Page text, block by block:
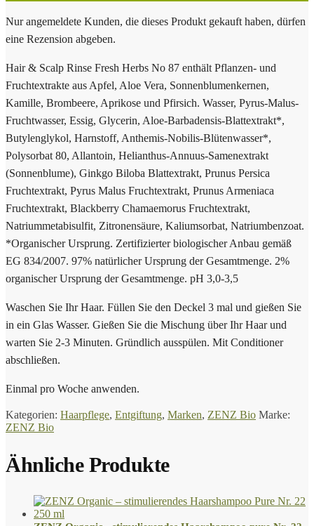
Nur angemeldete Kunden, die dieses Produkt gekauft haben, dürfen
eine Rezension abgeben.
Hair & Scalp Rinse Fresh Herbs No 87 enthält Pflanzen- und
Fruchtextrakte aus Apfel, Aloe Vera, Sonnenblumenkernen,
Kamille, Brombeere, Aprikose und Pfirsich. Wasser, Pyrus-Malus-
Fruchtwasser, Essig, Glycerin, Aloe-Barbadensis-Blattextrakt*,
Butylenglykol, Harnstoff, Anthemis-Nobilis-Blütenwasser*,
Polysorbat 80, Allantoin, Helianthus-Annuus-Samenextrakt
(Sonnenblume), Ginkgo Biloba Blattextrakt, Prunus Persica
Fruchtextrakt, Pyrus Malus Fruchtextrakt, Prunus Armeniaca
Fruchtextrakt, Blackberry Chamaemorus Fruchtextrakt,
Natriummetabisulfit, Zitronensäure, Kaliumsorbat, Natriumbenzoat.
*Organischer Ursprung. Zertifizierter biologischer Anbau gemäß
EG 834/2007. 97% natürlicher Ursprung der Gesamtmenge. 2%
organischer Ursprung der Gesamtmenge. pH 3,0-3,5
Waschen Sie Ihr Haar. Füllen Sie den Deckel 3 mal und gießen Sie
in ein Glas Wasser. Gießen Sie die Mischung über Ihr Haar und
warten Sie 2-3 Minuten. Gründlich ausspülen. Mit Conditioner
abschließen.
Einmal pro Woche anwenden.
Kategorien: Haarpflege, Entgiftung, Marken, ZENZ Bio Marke:
ZENZ Bio
Ähnliche Produkte